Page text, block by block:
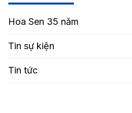
Hoa Sen 35 năm
Tin sự kiện
Tin tức